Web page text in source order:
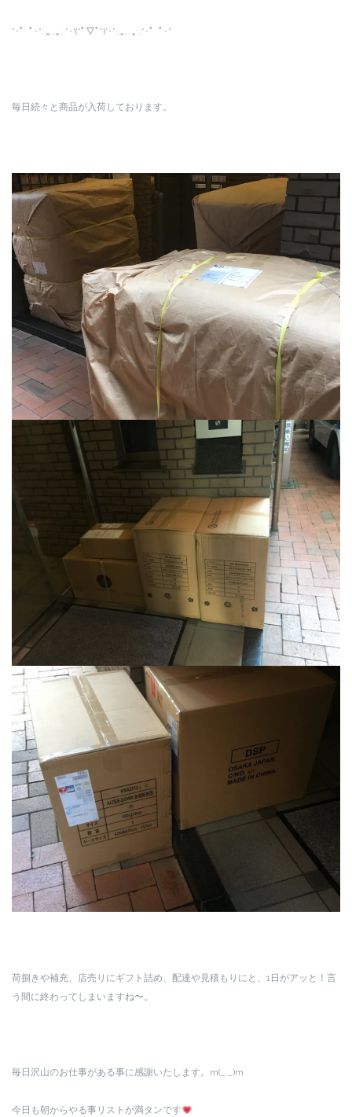
*･゜ﾟ･*:.｡..｡.:*･'(*ﾟ▽ﾟ*)’･*:.｡. .｡.:*･゜ﾟ･*
毎日続々と商品が入荷しております。
荷捌きや補充、店売りにギフト詰め、配達や見積もりにと、1日がアッと！言
う間に終わってしまいますね〜。
毎日沢山のお仕事がある事に感謝いたします。m(_ _)m
今日も朝からやる事リストが満タンです